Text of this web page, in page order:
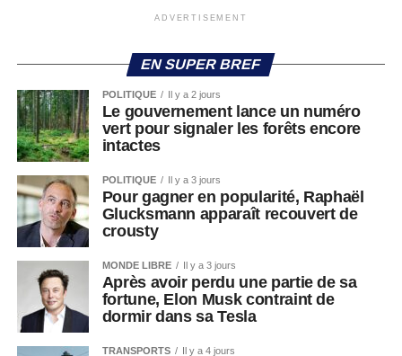
ADVERTISEMENT
EN SUPER BREF
POLITIQUE Il y a 2 jours
Le gouvernement lance un numéro
vert pour signaler les forêts encore
intactes
POLITIQUE Il y a 3 jours
Pour gagner en popularité, Raphaël
Glucksmann apparaît recouvert de
crousty
MONDE LIBRE Il y a 3 jours
Après avoir perdu une partie de sa
fortune, Elon Musk contraint de
dormir dans sa Tesla
TRANSPORTS Il y a 4 jours